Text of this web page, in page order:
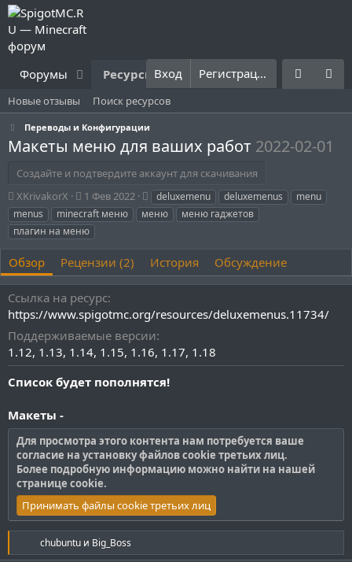
Форумы Ресурсы Что нового? Правила
Вход Регистрация
Новые отзывы Поиск ресурсов
Переводы и Конфигурации
Макеты меню для ваших работ 2022-02-01
Создайте и подтвердите аккаунт для скачивания
А
в
т
о
р
XKrivakorX
Д
а
т
а
с
о
з
д
н
и
я
1 Фев 2022
Т
е
г
deluxemenu deluxemenus
menu
menus
minecraft меню меню
меню гаджетов
плагин на меню
Обзор Рецензии (2) История Обсуждение
Ссылка на ресурс
https://www.spigotmc.org/resources/deluxemenus.11734/
Поддерживаемые версии
1.12 1.13 1.14 1.15 1.16 1.17 1.18
Список будет пополнятся!
Макеты -
Для просмотра этого контента нам потребуется ваше
согласие на установку файлов cookie третьих лиц.
Более подробную информацию можно найти на нашей
странице cookie.
Принимать файлы cookie третьих лиц
Р
е
chubuntu и Big_Boss